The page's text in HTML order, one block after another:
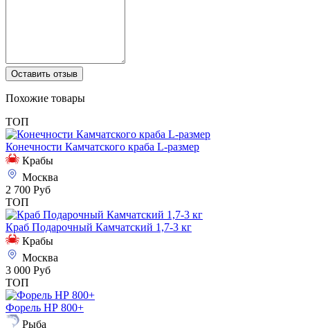
Оставить отзыв
Похожие товары
ТОП
Конечности Камчатского краба L-размер
Крабы
Москва
2 700 Руб
ТОП
Краб Подарочный Камчатский 1,7-3 кг
Крабы
Москва
3 000 Руб
ТОП
Форель НР 800+
Рыба